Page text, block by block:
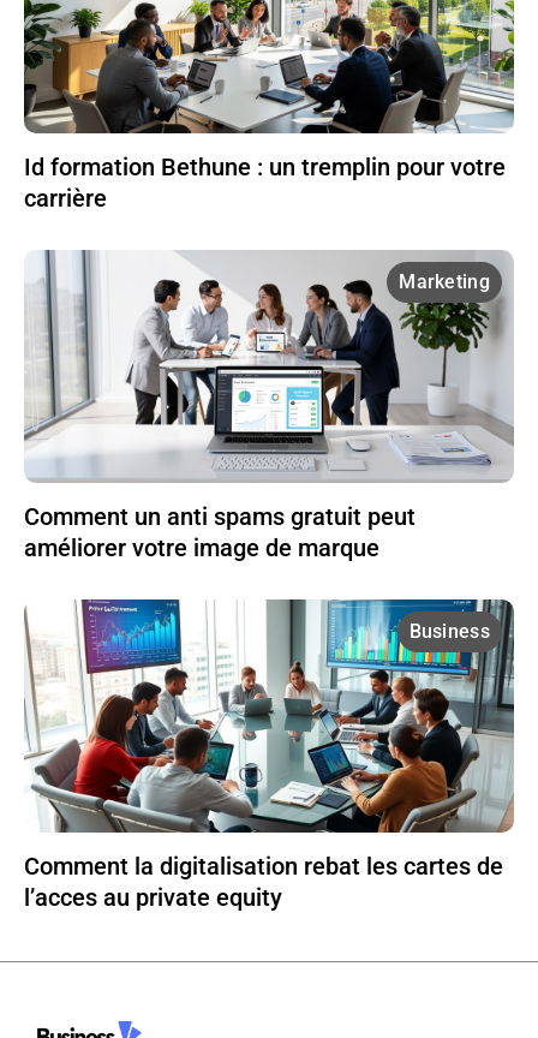
Id formation Bethune : un tremplin pour votre
carrière
Marketing
Comment un anti spams gratuit peut
améliorer votre image de marque
Business
Comment la digitalisation rebat les cartes de
l’acces au private equity